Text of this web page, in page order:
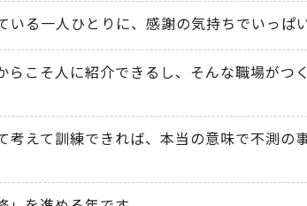
いる一人ひとりに、感謝の気持ちでいっぱ
らこそ人に紹介できるし、そんな職場がつ
考えて訓練できれば、本当の意味で不測の